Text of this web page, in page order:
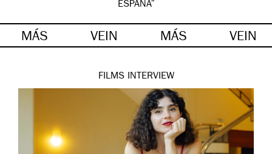
ESPAÑA”
MÁS VEIN MÁS VEIN
FILMS INTERVIEW